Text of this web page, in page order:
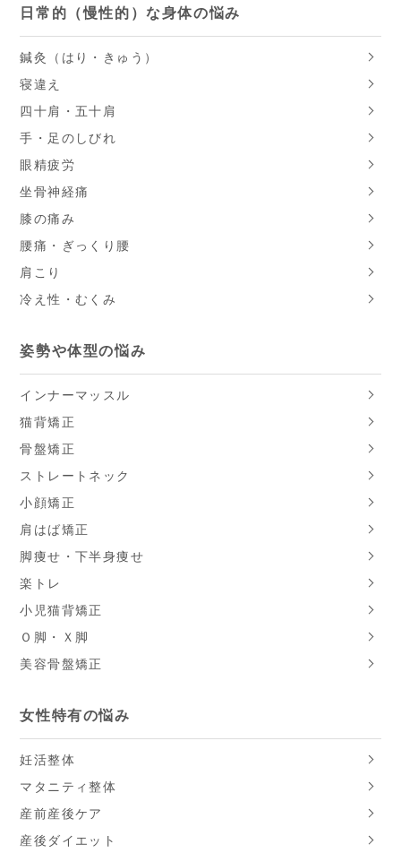
日常的（慢性的）な身体の悩み
鍼灸（はり・きゅう）
寝違え
四十肩・五十肩
手・足のしびれ
眼精疲労
坐骨神経痛
膝の痛み
腰痛・ぎっくり腰
肩こり
冷え性・むくみ
姿勢や体型の悩み
インナーマッスル
猫背矯正
骨盤矯正
ストレートネック
小顔矯正
肩はば矯正
脚痩せ・下半身痩せ
楽トレ
小児猫背矯正
Ｏ脚・Ｘ脚
美容骨盤矯正
女性特有の悩み
妊活整体
マタニティ整体
産前産後ケア
産後ダイエット